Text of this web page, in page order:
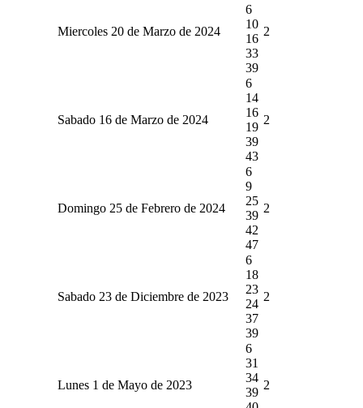
Miercoles 20 de Marzo de 2024
6
10
16
33
39
2
Sabado 16 de Marzo de 2024
6
14
16
19
39
43
2
Domingo 25 de Febrero de 2024
6
9
25
39
42
47
2
Sabado 23 de Diciembre de 2023
6
18
23
24
37
39
2
Lunes 1 de Mayo de 2023
6
31
34
39
2